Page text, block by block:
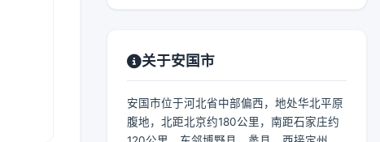
关于安国市
安国市位于河北省中部偏西，地处华北平原
腹地，北距北京约180公里，南距石家庄约